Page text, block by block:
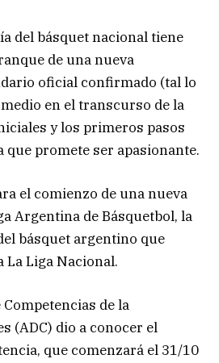
del básquet nacional tiene
de una nueva
oficial confirmado (tal lo
en el transcurso de la
y los primeros pasos
que promete ser apasionante.
el comienzo de una nueva
Argentina de Básquetbol, la
básquet argentino que
La Liga Nacional.
de la
(ADC) dio a conocer el
que comenzará el 31/10